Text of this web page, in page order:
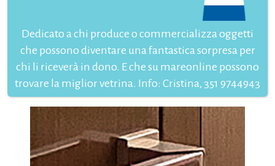
Dedicato a chi produce o commercializza oggetti
che possono diventare una fantastica sorpresa per
chi li riceverà in dono. E che su mareonline possono
trovare la miglior vetrina. Info: Cristina, 351 9744943